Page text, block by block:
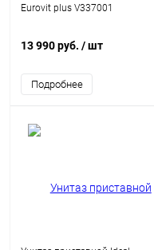
Eurovit plus V337001
13 990 руб. / шт
Подробнее